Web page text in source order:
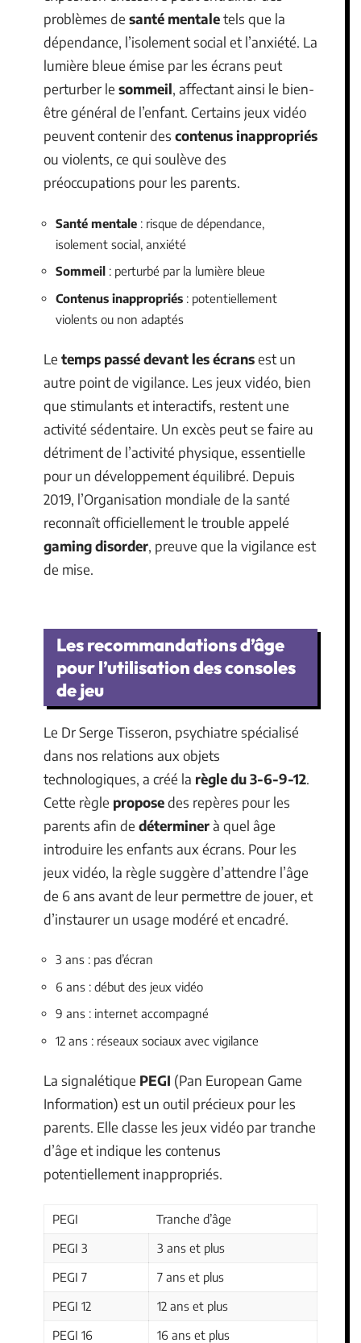
problèmes de santé mentaletels que la
dépendance, l’isolement social et l’anxiété. La
lumière bleue émise par les écrans peut
perturber le sommeil, affectant ainsi le bien-
être général de l’enfant. Certains jeux vidéo
peuvent contenir des contenus inappropriés
ou violents, ce qui soulève des
préoccupations pour les parents.
Santé mentale : risque de dépendance,
isolement social, anxiété
Sommeil : perturbé par la lumière bleue
Contenus inappropriés : potentiellement
violents ou non adaptés
Le temps passé devant les écransest un
autre point de vigilance. Les jeux vidéo, bien
que stimulants et interactifs, restent une
activité sédentaire. Un excès peut se faire au
détriment de l’activité physique, essentielle
pour un développement équilibré. Depuis
2019, l’Organisation mondiale de la santé
reconnaît officiellement le trouble appelé
gaming disorder, preuve que la vigilance est
de mise.
Les recommandations d’âge
pour l’utilisation des consoles
de jeu
Le Dr Serge Tisseron, psychiatre spécialisé
dans nos relations aux objets
technologiques, a créé la règle du 3-6-9-12.
Cette règle proposedes repères pour les
parents afin de déterminerà quel âge
introduire les enfants aux écrans. Pour les
jeux vidéo, la règle suggère d’attendre l’âge
de 6 ans avant de leur permettre de jouer, et
d’instaurer un usage modéré et encadré.
3 ans : pas d’écran
6 ans : début des jeux vidéo
9 ans : internet accompagné
12 ans : réseaux sociaux avec vigilance
La signalétique PEGI (Pan European Game
Information) est un outil précieux pour les
parents. Elle classe les jeux vidéo par tranche
d’âge et indique les contenus
potentiellement inappropriés.
PEGI
Tranche d’âge
PEGI 3
3 ans et plus
PEGI 7
7 ans et plus
PEGI 12
12 ans et plus
PEGI 16
16 ans et plus